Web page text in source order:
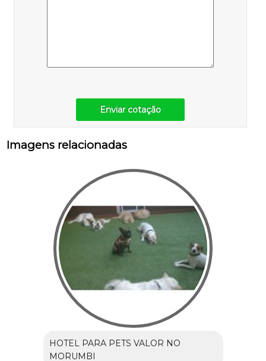
Enviar cotação
Imagens relacionadas
HOTEL PARA PETS VALOR NO
MORUMBI